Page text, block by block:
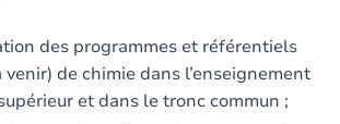
des programmes et référentiels
venir) de chimie dans l’enseignement
et dans le tronc commun ;